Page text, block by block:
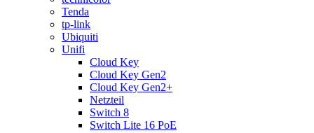
Tenda
tp-link
Ubiquiti
Unifi
Cloud Key
Cloud Key Gen2
Cloud Key Gen2+
Netzteil
Switch 8
Switch Lite 16 PoE